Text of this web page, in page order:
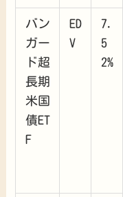
バン
ガー
ド超
長期
米国
債ET
F
ED
V
7.
5
2%